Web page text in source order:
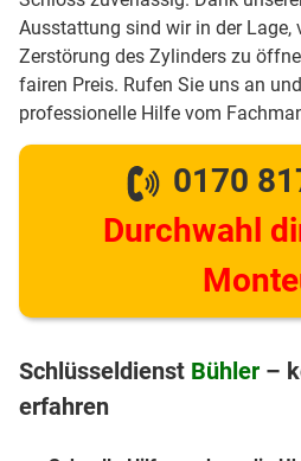
Ausstattung sind wir in der Lage,
Zerstörung des Zylinders zu
fairen Preis. Rufen Sie uns an
professionelle Hilfe vom
0170
Durchwahl
Schlüsseldienst Bühler –
erfahren